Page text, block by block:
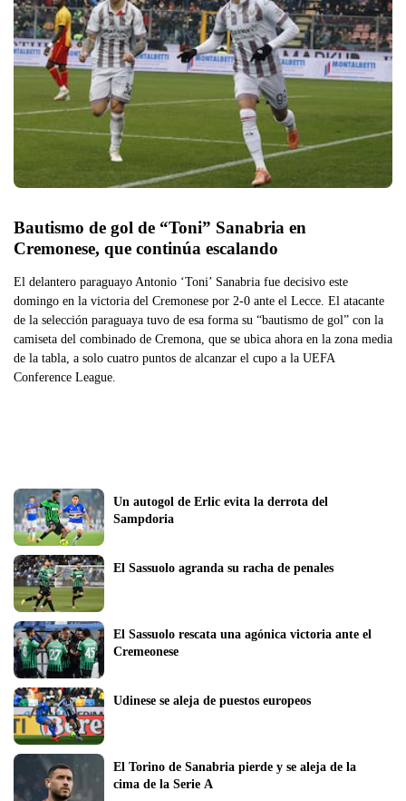
Bautismo de gol de “Toni” Sanabria en
Cremonese, que continúa escalando
El delantero paraguayo Antonio ‘Toni’ Sanabria fue decisivo este
domingo en la victoria del Cremonese por 2-0 ante el Lecce. El atacante
de la selección paraguaya tuvo de esa forma su “bautismo de gol” con la
camiseta del combinado de Cremona, que se ubica ahora en la zona media
de la tabla, a solo cuatro puntos de alcanzar el cupo a la UEFA
Conference League.
Un autogol de Erlic evita la derrota del
Sampdoria
El Sassuolo agranda su racha de penales
El Sassuolo rescata una agónica victoria ante el
Cremeonese
Udinese se aleja de puestos europeos
El Torino de Sanabria pierde y se aleja de la
cima de la Serie A